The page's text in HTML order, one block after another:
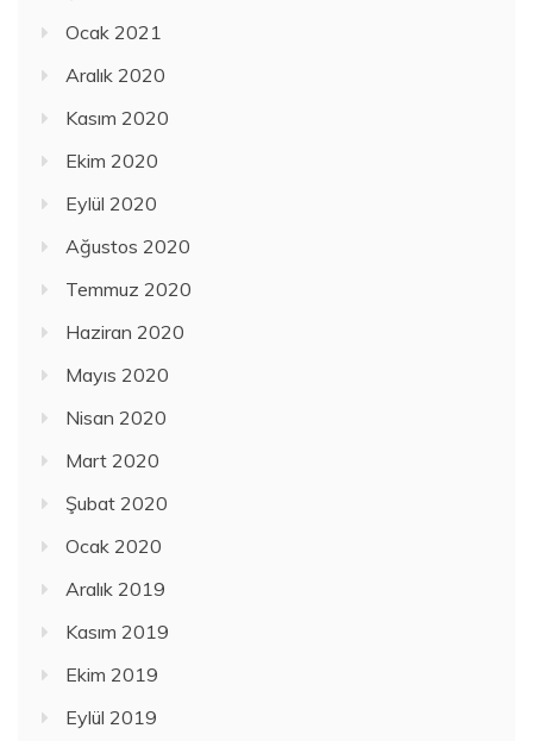
Ocak 2021
Aralık 2020
Kasım 2020
Ekim 2020
Eylül 2020
Ağustos 2020
Temmuz 2020
Haziran 2020
Mayıs 2020
Nisan 2020
Mart 2020
Şubat 2020
Ocak 2020
Aralık 2019
Kasım 2019
Ekim 2019
Eylül 2019